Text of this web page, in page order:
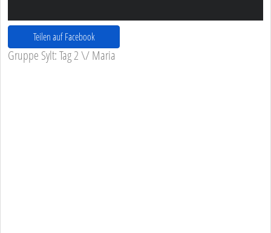
Teilen auf Facebook
Gruppe Sylt: Tag 2 \/ Maria